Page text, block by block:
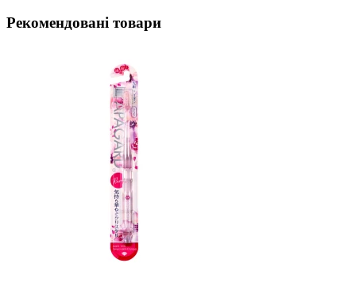
Рекомендовані товари